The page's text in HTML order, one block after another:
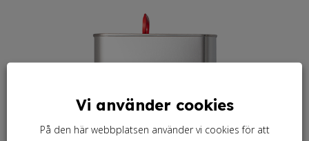
Vi använder cookies
På den här webbplatsen använder vi cookies för att